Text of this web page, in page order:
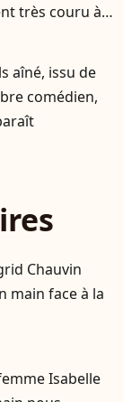
très couru à
aîné, issu de
comédien,
Chauvin
main face à la
Isabelle